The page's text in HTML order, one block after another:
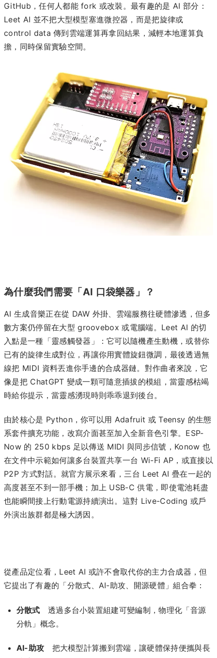
GitHub，任何人都能 fork 或改裝。最有趣的是 AI 部分：
Leet AI 並不把大型模型塞進微控器，而是把旋律或
control data 傳到雲端運算再拿回結果，減輕本地運算負
擔，同時保留實驗空間。
為什麼我們需要「AI 口袋樂器」？
AI 生成音樂正在從 DAW 外掛、雲端服務往硬體滲透，但多
數方案仍停留在大型 groovebox 或電腦端。Leet AI 的切
入點是一種「靈感觸發器」：它可以隨機產生動機，或替你
已有的旋律生成對位，再讓你用實體旋鈕微調，最後透過無
線把 MIDI 資料丟進你手邊的合成器鏈。對作曲者來說，它
像是把 ChatGPT 變成一顆可隨意插拔的模組，當靈感枯竭
時給你提示，當靈感湧現時則乖乖退到後台。
由於核心是 Python，你可以用 Adafruit 或 Teensy 的生態
系套件擴充功能，改寫介面甚至加入全新音色引擎。ESP-
Now 的 250 kbps 足以傳送 MIDI 與同步信號，Konow 也
在文件中示範如何讓多台裝置共享一台 Wi-Fi AP，或直接以
P2P 方式對話。就官方展示來看，三台 Leet AI 疊在一起的
高度甚至不到一部手機；加上 USB-C 供電，即使電池耗盡
也能瞬間接上行動電源持續演出。這對 Live-Coding 或戶
外演出族群都是極大誘因。
從產品定位看，Leet AI 或許不會取代你的主力合成器，但
它提出了有趣的「分散式、AI-助攻、開源硬體」組合拳：
分散式 透過多台小裝置組建可變編制，物理化「音源
分軌」概念。
AI-助攻 把大模型計算搬到雲端，讓硬體保持便攜與長